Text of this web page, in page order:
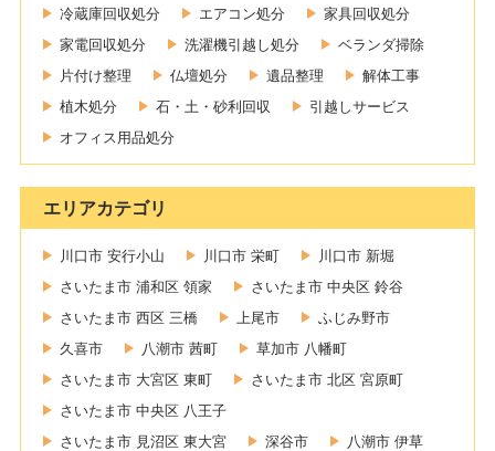
冷蔵庫回収処分
エアコン処分
家具回収処分
家電回収処分
洗濯機引越し処分
ベランダ掃除
片付け整理
仏壇処分 遺品整理
解体工事
植木処分
石・土・砂利回収
引越しサービス
オフィス用品処分
エリアカテゴリ
川口市 安行小山 川口市 栄町
川口市 新堀
さいたま市 浦和区 領家
さいたま市 中央区 鈴谷
さいたま市 西区 三橋
上尾市
ふじみ野市
久喜市
八潮市 茜町
草加市 八幡町
さいたま市 大宮区 東町
さいたま市 北区 宮原町
さいたま市 中央区 八王子
さいたま市 見沼区 東大宮
深谷市
八潮市 伊草